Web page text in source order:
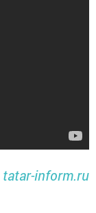
tatar-inform.ru